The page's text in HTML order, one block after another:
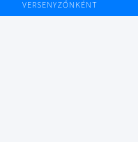
VERSENYZŐNKÉNT